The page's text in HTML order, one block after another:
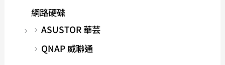
網路硬碟
ASUSTOR 華芸
QNAP 威聯通